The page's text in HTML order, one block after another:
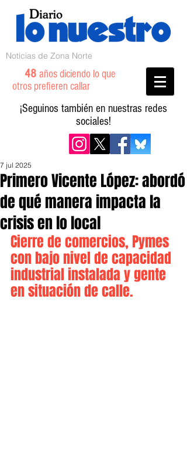
Noticias de Zona Norte
48 años diciendo lo que
otros prefieren callar
¡Seguinos también en nuestras redes
sociales!
Primero Vicente López: abordó
de qué manera impacta la
crisis en lo local
7 jul 2025
Cierre de comercios, Pymes
con bajo nivel de capacidad
industrial instalada y gente
en situación de calle.